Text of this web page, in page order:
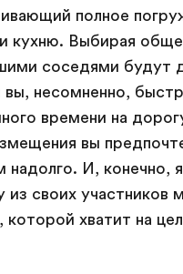
полное
кухню. Выбирая
соседями будут
несомненно,
времени на
вы
надолго. И, конечно,
из своих
которой хватит на